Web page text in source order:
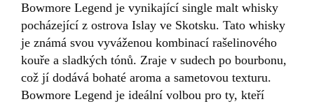
Bowmore Legend je vynikající single malt whisky
pocházející z ostrova Islay ve Skotsku. Tato whisky
je známá svou vyváženou kombinací rašelinového
kouře a sladkých tónů. Zraje v sudech po bourbonu,
což jí dodává bohaté aroma a sametovou texturu.
Bowmore Legend je ideální volbou pro ty, kteří